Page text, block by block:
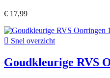
€ 17,99
 Snel overzicht
Goudkleurige RVS